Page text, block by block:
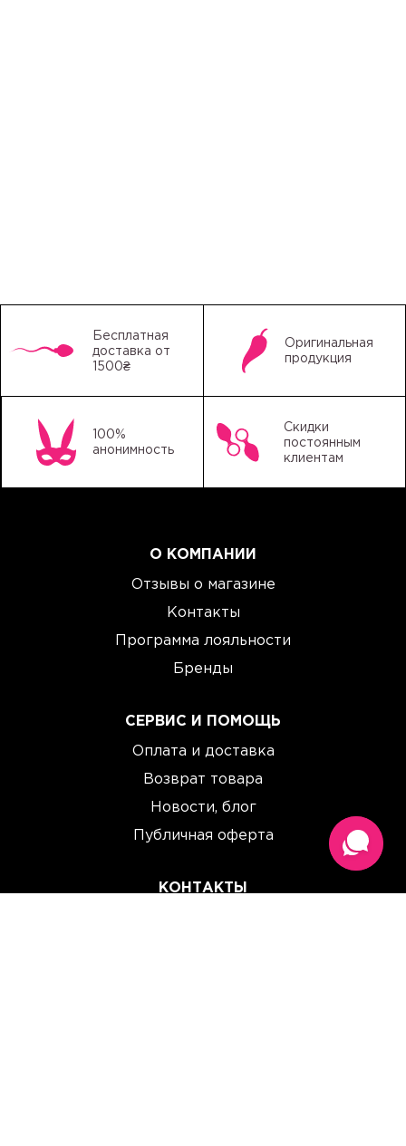
Бесплатная
доставка от
1500₴
Оригинальная
продукция
100%
анонимность
Скидки
постоянным
клиентам
О КОМПАНИИ
Отзывы о магазине
Контакты
Программа лояльности
Бренды
СЕРВИС И ПОМОЩЬ
Оплата и доставка
Возврат товара
Новости, блог
Публичная оферта
КОНТАКТЫ